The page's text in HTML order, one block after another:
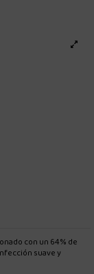
con un 64% de
suave y